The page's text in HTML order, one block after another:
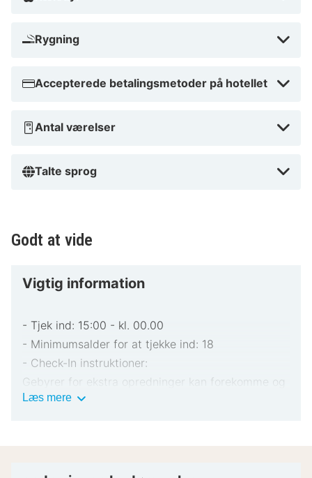
Rygning
Accepterede betalingsmetoder på hotellet
Antal værelser
Talte sprog
Godt at vide
Vigtig information
- Tjek ind: 15:00 - kl. 00.00
- Minimumsalder for at tjekke ind: 18
- Check-In instruktioner:
Gebyrer for ekstra opredninger kan forekomme og
varierer afhængigt af overnatningsstedets politik
Læs mereVigtig